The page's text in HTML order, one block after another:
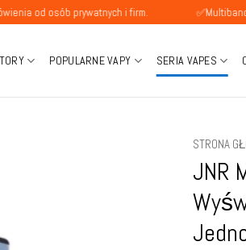
osób prywatnych i firm. ✅Multibanco
POPULARNE VAPY SERIA VAPES
STRONA
JNR